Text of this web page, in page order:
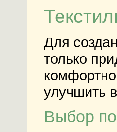
Для
только
улучшить
Выбор